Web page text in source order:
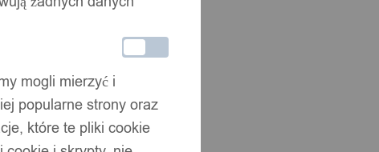
mogli mierzyć i
popularne strony oraz
które te pliki cookie